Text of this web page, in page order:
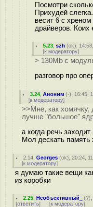
Посмотри
Прихудей
весит 6 с
драйверов. Коих
5.23 ,szh (ok),
[к модератору]
> 130Mb c
разговор про
3.24 ,Аноним (-), 16:45,
[к модератору]
>>Мне, как хомячку,
лучше "большое"
а когда речь
Мол дескать память
2.14 ,Georges (ok), 20:24,
[к модератору]
я думаю такие вещи
из коробки
2.25 ,Необъективный_ (?),
[ответить] [к модератору]